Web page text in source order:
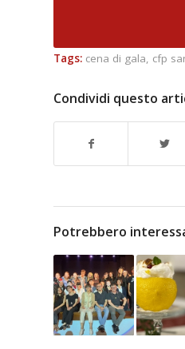
Tags: cena di gala, cfp
Condividi questo
Potrebbero